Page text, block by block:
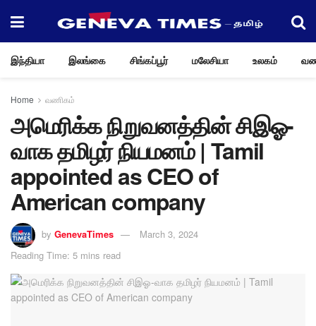
இந்தியா இலங்கை சிங்கப்பூர் மலேசியா உலகம்
Home வணிகம்
அமெரிக்க நிறுவனத்தின் சிஇஓ-
வாக தமிழர் நியமனம் | Tamil
appointed as CEO of
American company
by GenevaTimes
March 3, 2024
Reading Time: 5 mins read